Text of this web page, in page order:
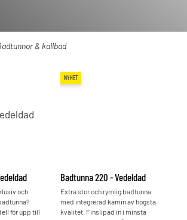
& kallbad
och
för upp till
NYHET
Badtunna 220 - Vedeldad
Extra stor och rymlig badtunna
med integrerad kamin av högsta
kvalitet. Finslipad in i minsta